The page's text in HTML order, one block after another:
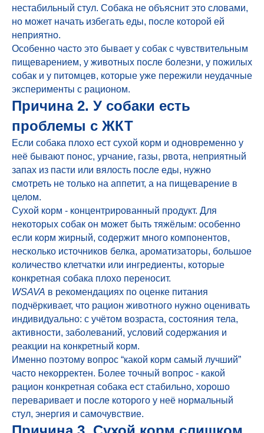
нестабильный стул. Собака не объяснит это словами,
но может начать избегать еды, после которой ей
неприятно.
Особенно часто это бывает у собак с чувствительным
пищеварением, у животных после болезни, у пожилых
собак и у питомцев, которые уже пережили неудачные
эксперименты с рационом.
Причина 2. У собаки есть
проблемы с ЖКТ
Если собака плохо ест сухой корм и одновременно у
неё бывают понос, урчание, газы, рвота, неприятный
запах из пасти или вялость после еды, нужно
смотреть не только на аппетит, а на пищеварение в
целом.
Сухой корм - концентрированный продукт. Для
некоторых собак он может быть тяжёлым: особенно
если корм жирный, содержит много компонентов,
несколько источников белка, ароматизаторы, большое
количество клетчатки или ингредиенты, которые
конкретная собака плохо переносит.
WSAVA в рекомендациях по оценке питания
подчёркивает, что рацион животного нужно оценивать
индивидуально: с учётом возраста, состояния тела,
активности, заболеваний, условий содержания и
реакции на конкретный корм.
Именно поэтому вопрос “какой корм самый лучший”
часто некорректен. Более точный вопрос - какой
рацион конкретная собака ест стабильно, хорошо
переваривает и после которого у неё нормальный
стул, энергия и самочувствие.